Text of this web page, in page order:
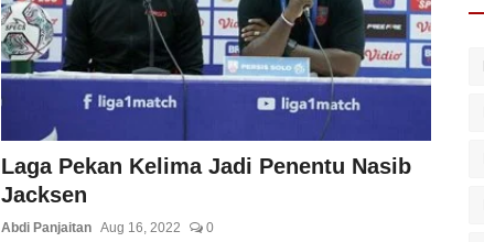
Laga Pekan Kelima Jadi Penentu Nasib
Jacksen
Abdi Panjaitan Aug 16, 2022 0